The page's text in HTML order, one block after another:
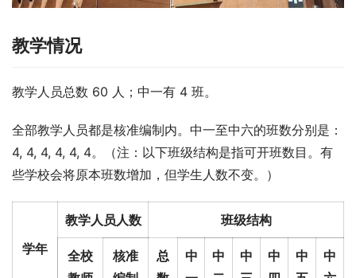
教学情况
教学人员总数 60 人；中一有 4 班。
全部教学人员都是核准编制内。中一至中六的班数分别是：
4, 4, 4, 4, 4, 4。（注：以下班级结构是指可开班数目。有
些学校会将原本班数增加，但学生人数不变。）
学年
教学人员人数 班级结构
全校
核准
总
中
中
中
中
中
中